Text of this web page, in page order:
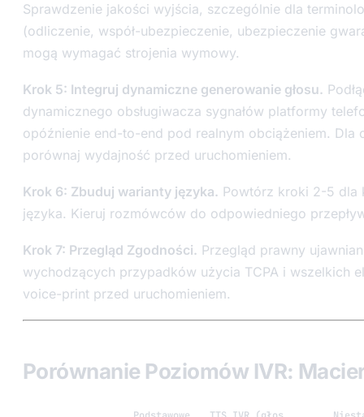
Sprawdzenie jakości wyjścia, szczególnie dla
(odliczenie, współ-ubezpieczenie, ubezpieczenie
mogą wymagać strojenia wymowy.
Krok 5: Integruj dynamiczne generowanie głosu.
dynamicznego obsługiwacza sygnałów platformy
opóźnienie end-to-end pod realnym obciążeniem. Dla
porównaj wydajność przed uruchomieniem.
Krok 6: Zbuduj warianty języka. Powtórz kroki 2-5 dla
języka. Kieruj rozmówców do odpowiedniego
Krok 7: Przegląd Zgodności. Przegląd prawny
wychodzących przypadków użycia TCPA i wszelkich
voice-print przed uruchomieniem.
Porównanie Poziomów IVR: